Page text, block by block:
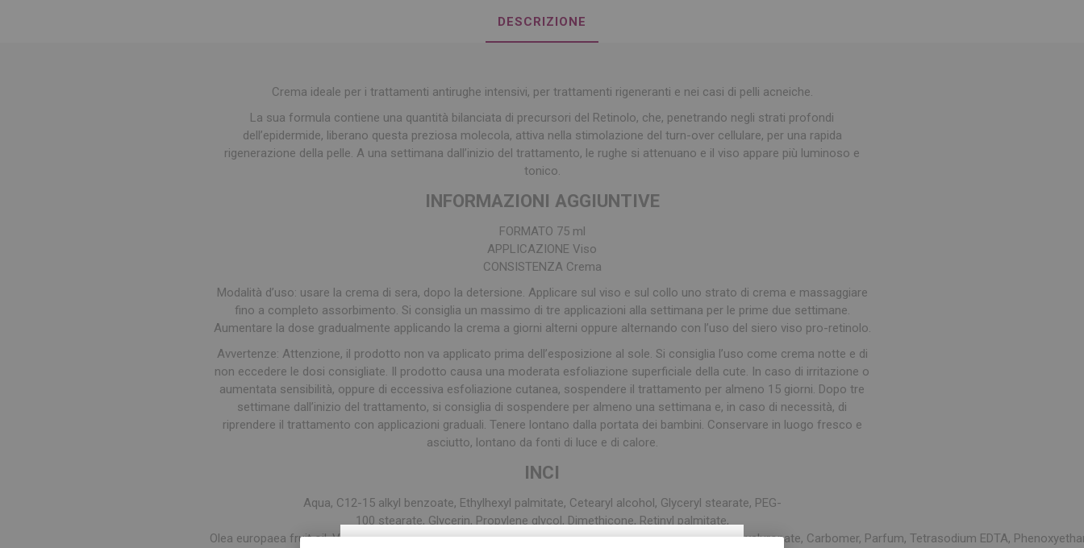
×
DESCRIZIONE
Crema ideale per i trattamenti antirughe intensivi, per trattamenti rigeneranti e nei casi di pelli acneiche.
La sua formula contiene una quantità bilanciata di precursori del Retinolo, che, penetrando negli strati profondi
dell’epidermide, liberano questa preziosa molecola, attiva nella stimolazione del turn-over cellulare, per una rapida
rigenerazione della pelle. A una settimana dall’inizio del trattamento, le rughe si attenuano e il viso appare più luminoso e
tonico.
INFORMAZIONI AGGIUNTIVE
FORMATO 75 ml
APPLICAZIONE Viso
CONSISTENZA Crema
Modalità d’uso: usare la crema di sera, dopo la detersione. Applicare sul viso e sul collo uno strato di crema e massaggiare
fino a completo assorbimento. Si consiglia un massimo di tre applicazioni alla settimana per le prime due settimane.
Aumentare la dose gradualmente applicando la crema a giorni alterni oppure alternando con l’uso del siero viso pro-retinolo.
Avvertenze: Attenzione, il prodotto non va applicato prima dell’esposizione al sole. Si consiglia l’uso come crema notte e di
non eccedere le dosi consigliate. Il prodotto causa una moderata esfoliazione superficiale della cute. In caso di irritazione o
aumentata sensibilità, oppure di eccessiva esfoliazione cutanea, sospendere il trattamento per almeno 15 giorni. Dopo tre
settimane dall’inizio del trattamento, si consiglia di sospendere per almeno una settimana e, in caso di necessità, di
riprendere il trattamento con applicazioni graduali. Tenere lontano dalla portata dei bambini. Conservare in luogo fresco e
asciutto, lontano da fonti di luce e di calore.
INCI
Aqua, C12-15 alkyl benzoate, Ethylhexyl palmitate, Cetearyl alcohol, Glyceryl stearate, PEG-
100 stearate, Glycerin, Propylene glycol, Dimethicone, Retinyl palmitate,
Olea europaea fruit oil,Vaccinium myrtillus fruit extract,Solanumlycopersicum fruit extract,Sodium hyaluronate, Carbomer, Parfum,Tetrasodium EDTA,